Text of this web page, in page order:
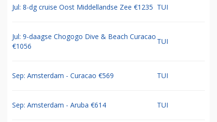
Jul: 8-dg cruise Oost Middellandse Zee €1235 TUI
Jul: 9-daagse Chogogo Dive & Beach Curacao
€1056
TUI
Sep: Amsterdam - Curacao €569 TUI
Sep: Amsterdam - Aruba €614 TUI